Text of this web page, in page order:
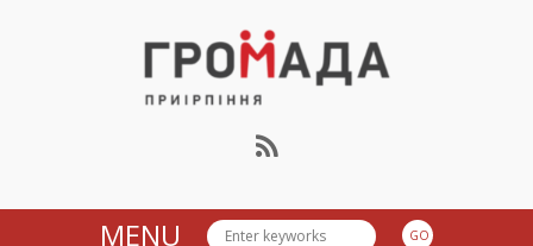
Громада Приірпіння
MENU